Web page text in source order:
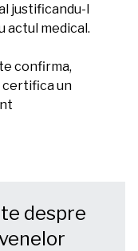
justificandu-l
actul medical.
confirma,
certifica un
despre